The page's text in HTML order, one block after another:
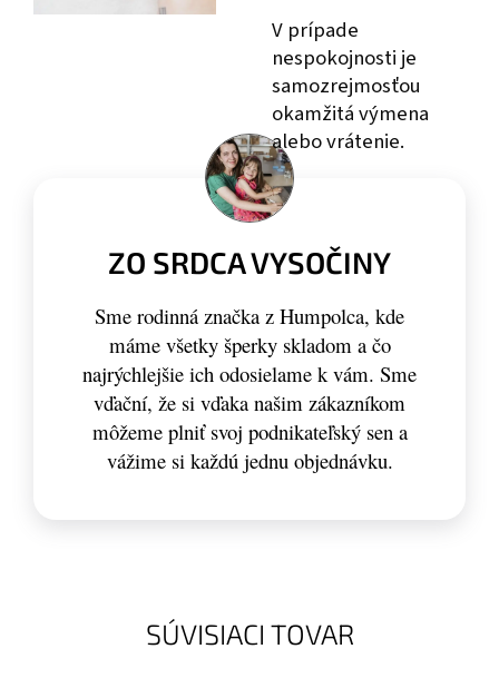
SÚVISIACI TOVAR
V prípade
nespokojnosti je
samozrejmosťou
okamžitá výmena
alebo vrátenie.
ZO SRDCA VYSOČINY
Sme rodinná značka z Humpolca, kde
máme všetky šperky skladom a čo
najrýchlejšie ich odosielame k vám. Sme
vďační, že si vďaka našim zákazníkom
môžeme plniť svoj podnikateľský sen a
vážime si každú jednu objednávku.